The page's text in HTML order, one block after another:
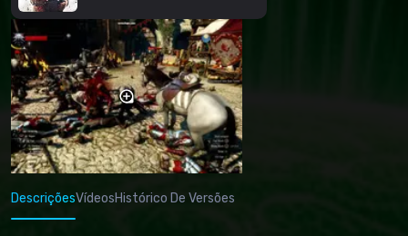
DescriçõesVídeosHistórico De Versões